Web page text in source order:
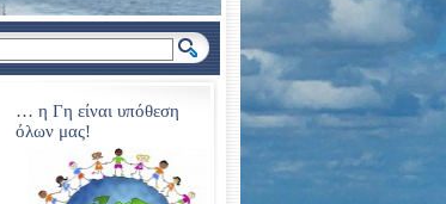
… η Γη είναι υπόθεση
όλων μας!